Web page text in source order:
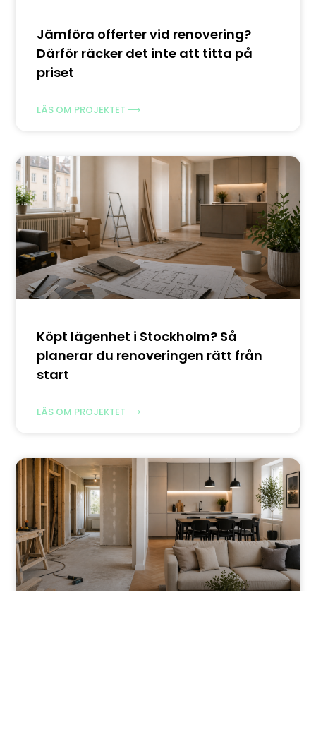
Jämföra offerter vid renovering?
Därför räcker det inte att titta på
priset
LÄS OM PROJEKTET ⟶
Köpt lägenhet i Stockholm? Så
planerar du renoveringen rätt från
start
LÄS OM PROJEKTET ⟶